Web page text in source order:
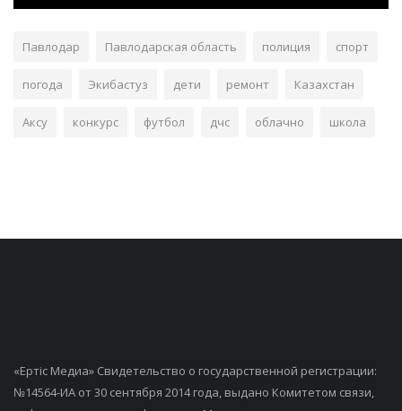
Павлодар Павлодарская область полиция спорт
погода Экибастуз дети ремонт Казахстан
Аксу конкурс футбол дчс облачно школа
«Ертiс Медиа» Свидетельство о государственной регистрации:
№14564-ИА от 30 сентября 2014 года, выдано Комитетом связи,